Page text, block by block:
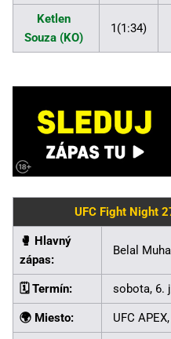
Ketlen
Souza (KO)
1(1:34)
UFC Fight Night
🥊️ Hlavný
zápas:
Belal
🗓️ Termín: sobota, 6.
🌍 Miesto: UFC